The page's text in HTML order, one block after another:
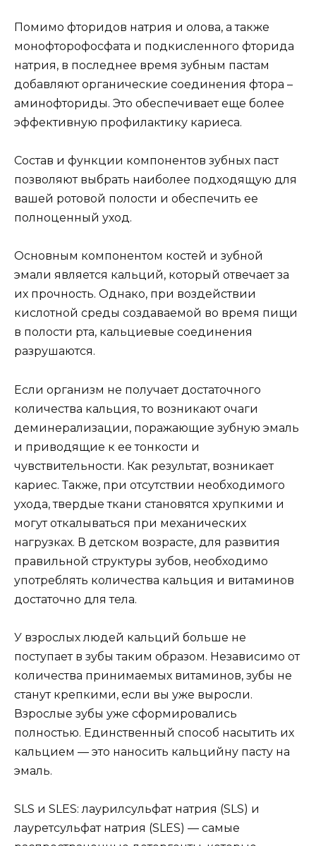
Помимо фторидов натрия и олова, а также
монофторофосфата и подкисленного фторида
натрия, в последнее время зубным пастам
добавляют органические соединения фтора –
аминофториды. Это обеспечивает еще более
эффективную профилактику кариеса.
Состав и функции компонентов зубных паст
позволяют выбрать наиболее подходящую для
вашей ротовой полости и обеспечить ее
полноценный уход.
Основным компонентом костей и зубной
эмали является кальций, который отвечает за
их прочность. Однако, при воздействии
кислотной среды создаваемой во время пищи
в полости рта, кальциевые соединения
разрушаются.
Если организм не получает достаточного
количества кальция, то возникают очаги
деминерализации, поражающие зубную эмаль
и приводящие к ее тонкости и
чувствительности. Как результат, возникает
кариес. Также, при отсутствии необходимого
ухода, твердые ткани становятся хрупкими и
могут откалываться при механических
нагрузках. В детском возрасте, для развития
правильной структуры зубов, необходимо
употреблять количества кальция и витаминов
достаточно для тела.
У взрослых людей кальций больше не
поступает в зубы таким образом. Независимо от
количества принимаемых витаминов, зубы не
станут крепкими, если вы уже выросли.
Взрослые зубы уже сформировались
полностью. Единственный способ насытить их
кальцием — это наносить кальцийну пасту на
эмаль.
SLS и SLES: лаурилсульфат натрия (SLS) и
лауретсульфат натрия (SLES) — самые